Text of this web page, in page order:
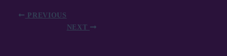
PREVIOUS
NEXT